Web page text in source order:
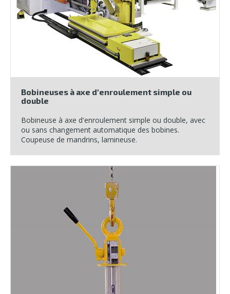
Bobineuses à axe d'enroulement simple ou
double
Bobineuse à axe d'enroulement simple ou double, avec
ou sans changement automatique des bobines.
Coupeuse de mandrins, lamineuse.